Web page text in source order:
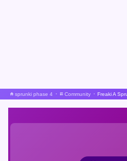
sprunki phase 4 Community